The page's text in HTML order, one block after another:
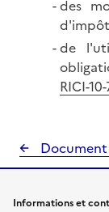
des
de
RICI-
Informations et